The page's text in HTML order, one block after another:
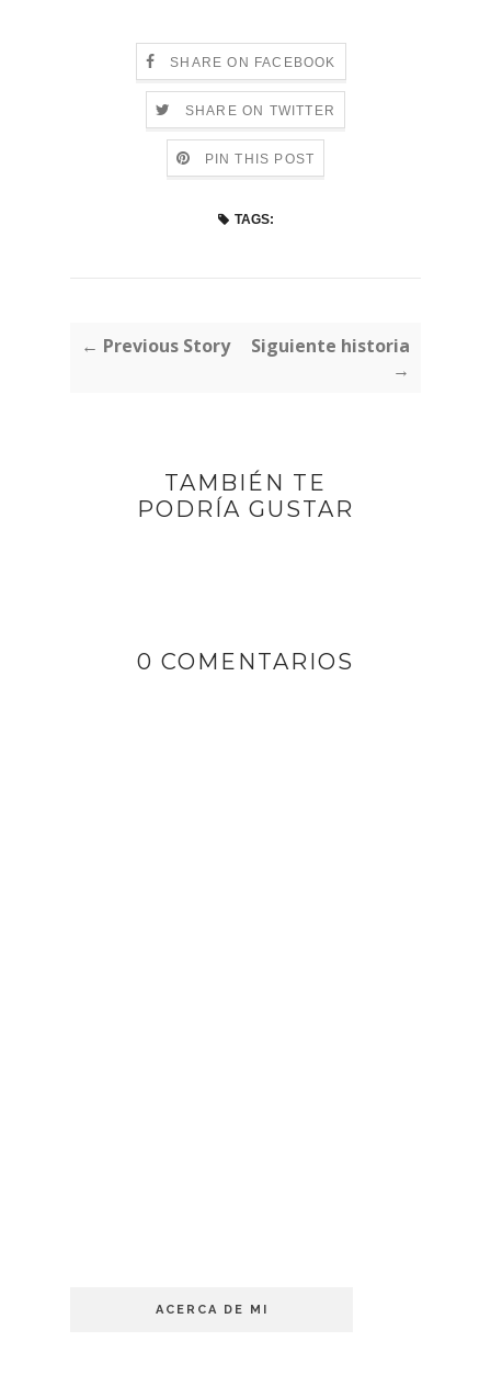
SHARE ON FACEBOOK
SHARE ON TWITTER
PIN THIS POST
TAGS:
← Previous Story
Siguiente historia
→
TAMBIÉN TE
PODRÍA GUSTAR
0 COMENTARIOS
ACERCA DE MI